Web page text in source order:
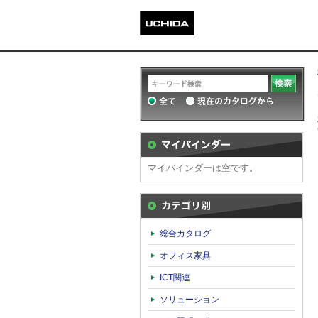
マイバインダーは空です。
総合カタログ
オフィス家具
ICT関連
ソリューション